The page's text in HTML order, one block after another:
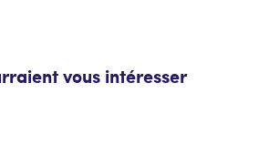
vous intéresser